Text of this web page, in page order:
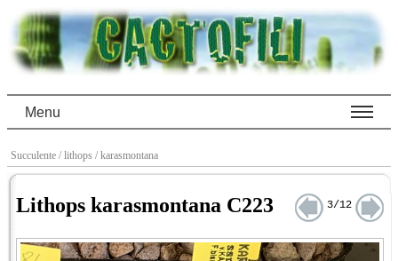
Menu
Succulente / lithops / karasmontana
Lithops karasmontana C223 3/12